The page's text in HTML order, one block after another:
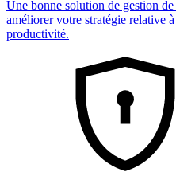
Une bonne solution de gestion
améliorer votre stratégie relative
productivité.